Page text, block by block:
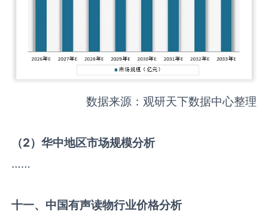
数据来源：观研天下数据中心整理
（2）华中地区市场规模分析
……
十一、中国有声读物行业价格分析